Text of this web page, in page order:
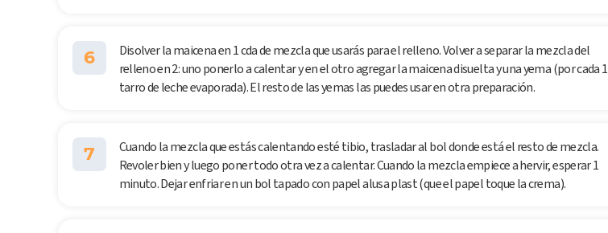
6
Disolver la maicena en 1 cda de mezcla que usarás para el relleno. Volver a separar la mezcla del
relleno en 2: uno ponerlo a calentar y en el otro agregar la maicena disuelta y una yema (por cada 1
tarro de leche evaporada). El resto de las yemas las puedes usar en otra preparación.
7
Cuando la mezcla que estás calentando esté tibio, trasladar al bol donde está el resto de mezcla.
Revoler bien y luego poner todo otra vez a calentar. Cuando la mezcla empiece a hervir, esperar 1
minuto. Dejar enfriar en un bol tapado con papel alusa plast (que el papel toque la crema).